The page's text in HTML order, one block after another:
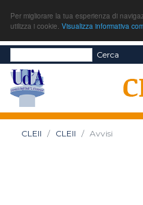
Per migliorare la tua esperienza di
utilizza i cookie. Visualizza informativa
Cerca
CLEII CLEII Avvisi